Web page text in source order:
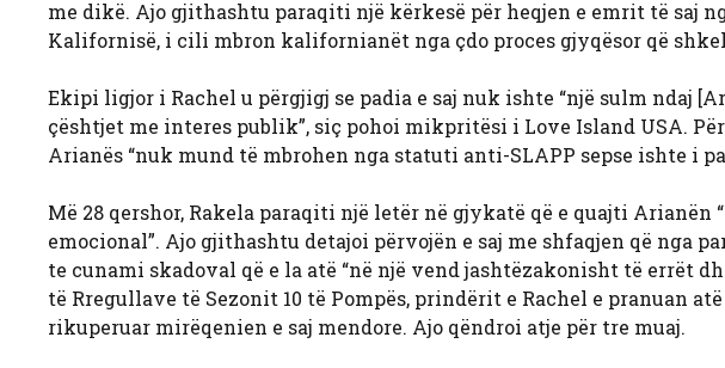
me dikë. Ajo gjithashtu paraqiti një kërkesë për heqjen e emrit të saj
Kalifornisë, i cili mbron kalifornianët nga çdo proces gjyqësor që
Ekipi ligjor i Rachel u përgjigj se padia e saj nuk ishte “një sulm ndaj
çështjet me interes publik”, siç pohoi mikpritësi i Love Island USA.
Arianës “nuk mund të mbrohen nga statuti anti-SLAPP sepse ishte i
Më 28 qershor, Rakela paraqiti një letër në gjykatë që e quajti
emocional”. Ajo gjithashtu detajoi përvojën e saj me shfaqjen që nga
te cunami skadoval që e la atë “në një vend jashtëzakonisht të errët
të Rregullave të Sezonit 10 të Pompës, prindërit e Rachel e pranuan
rikuperuar mirëqenien e saj mendore. Ajo qëndroi atje për tre muaj.